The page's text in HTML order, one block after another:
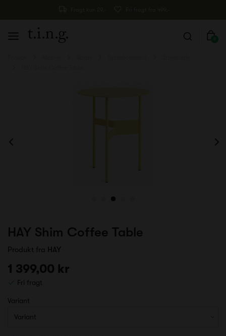
0
HAY Shim Coffee Table
Produkt fra HAY
1 399,00 kr
Fri fragt
Variant